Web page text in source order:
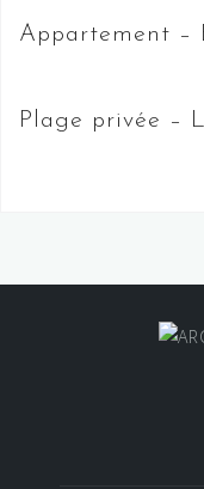
Appartement –
Plage privée –